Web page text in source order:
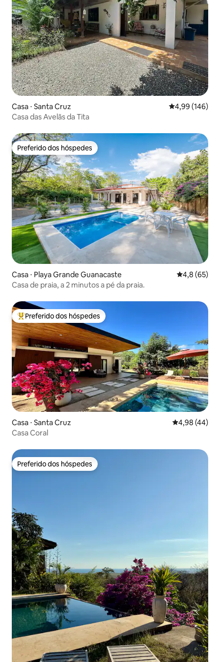
Casa ⋅ Santa Cruz 4,99 de uma
4,99 (146)
Casa das Avelãs da Tita
Preferido dos hóspedes
Preferido dos hóspedes
Casa ⋅ Playa Grande Guanacaste 4,8 de uma
4,8 (65)
Casa de praia, a 2 minutos a pé da praia.
Entre os melhores preferidos dos hóspedes
Preferido dos hóspedes
Casa ⋅ Santa Cruz 4,98 de uma
4,98 (44)
Casa Coral
Preferido dos hóspedes
Preferido dos hóspedes